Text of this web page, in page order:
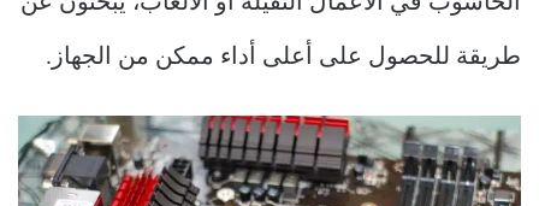
طريقة للحصول على أعلى أداء ممكن من الجهاز.